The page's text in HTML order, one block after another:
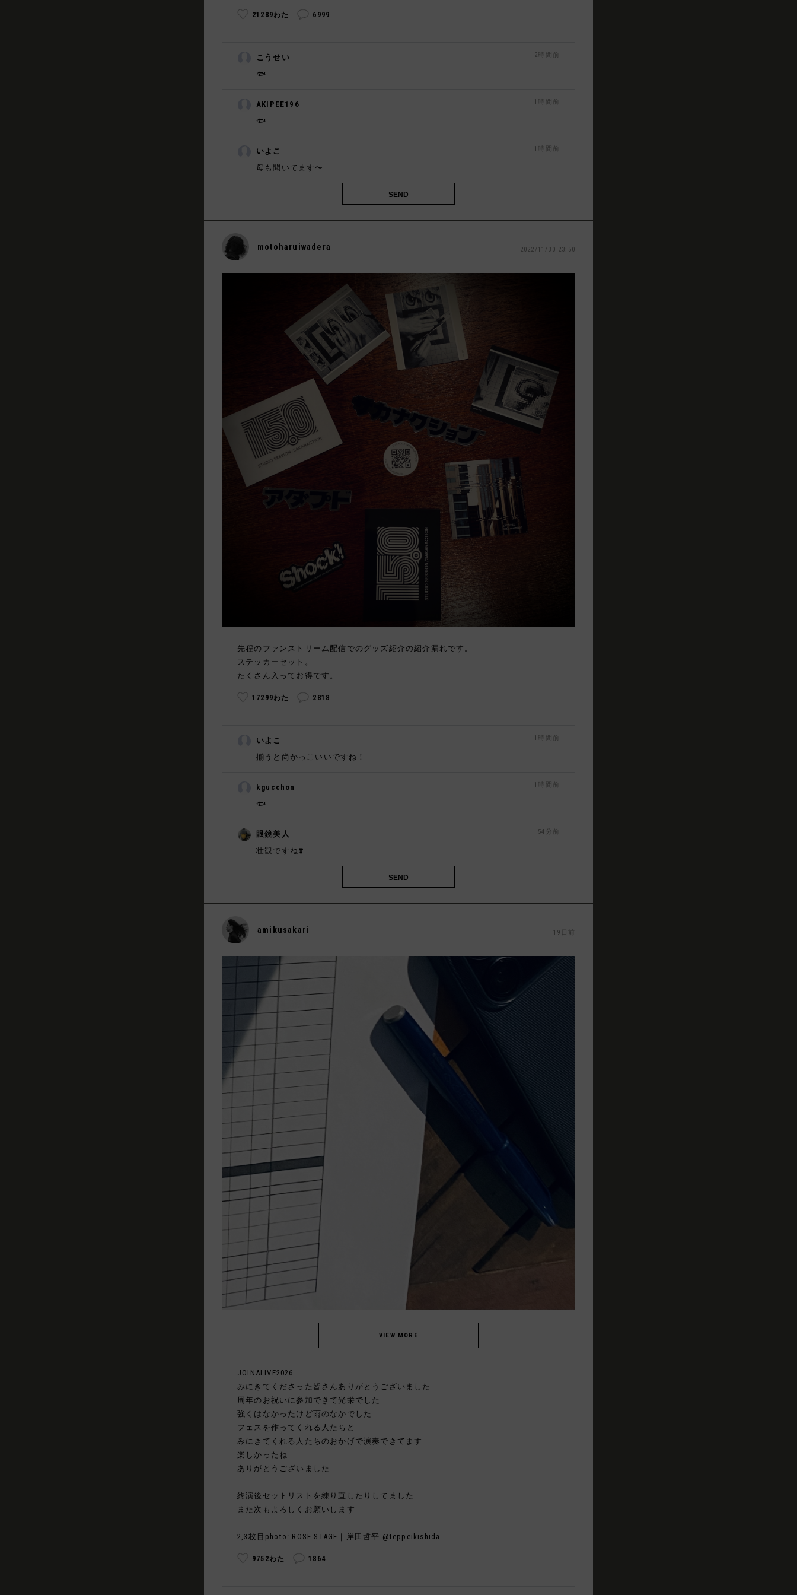
21289わた 6999
こうせい
🐟
2時間前
AKIPEE196
🐟️
1時間前
いよこ
母も聞いてます〜
1時間前
motoharuiwadera 2022/11/30 23:50
先程のファンストリーム配信でのグッズ紹介の紹介漏れです。
ステッカーセット。
たくさん入ってお得です。
17299わた 2818
いよこ
揃うと尚かっこいいですね！
1時間前
kgucchon
🐟
1時間前
眼鏡美人
壮観ですね❣️
54分前
amikusakari 19日前
JOINALIVE2026
みにきてくださった皆さんありがとうございました
周年のお祝いに参加できて光栄でした
強くはなかったけど雨のなかでした
フェスを作ってくれる人たちと
みにきてくれる人たちのおかげで演奏できてます
楽しかったね
ありがとうございました
終演後セットリストを練り直したりしてました
また次もよろしくお願いします
2,3枚目photo: ROSE STAGE｜岸田哲平 @teppeikishida
9752わた 1864